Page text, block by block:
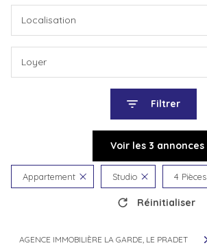
Loyer
Filtrer
Voir les 3 annonces
Appartement Studio 4 Pièces
Réinitialiser
AGENCE IMMOBILIÈRE LA GARDE, LE PRADET